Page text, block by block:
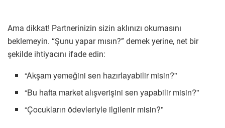
Ama dikkat! Partnerinizin sizin aklınızı okumasını
beklemeyin. “Şunu yapar mısın?” demek yerine, net bir
şekilde ihtiyacını ifade edin:
“Akşam yemeğini sen hazırlayabilir misin?”
“Bu hafta market alışverişini sen yapabilir misin?”
“Çocukların ödevleriyle ilgilenir misin?”